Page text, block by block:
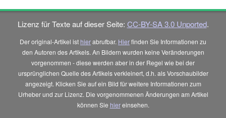
Lizenz für Texte auf dieser Seite: CC-BY-SA 3.0 Unported.
Der original-Artikel ist hierabrufbar. Hierfinden Sie Informationen zu
den Autoren des Artikels. An Bildern wurden keine Veränderungen
vorgenommen - diese werden aber in der Regel wie bei der
ursprünglichen Quelle des Artikels verkleinert, d.h. als Vorschaubilder
angezeigt. Klicken Sie auf ein Bild für weitere Informationen zum
Urheber und zur Lizenz. Die vorgenommenen Änderungen am Artikel
können Sie hiereinsehen.